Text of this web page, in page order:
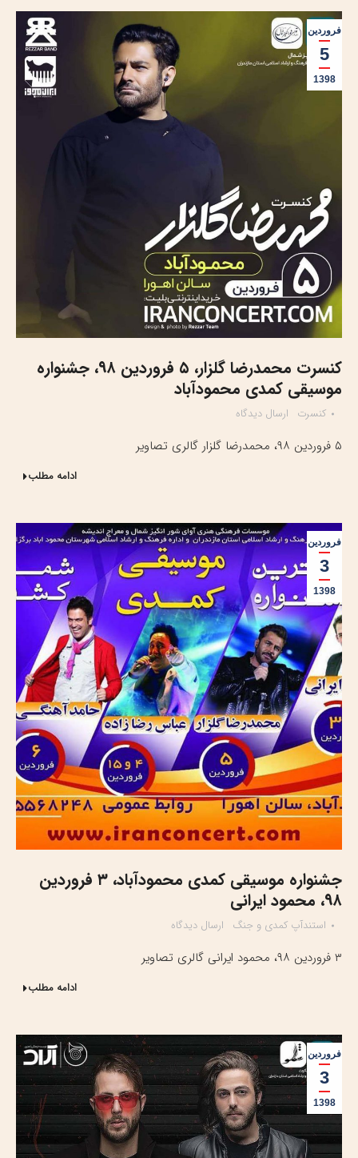
فروردین
5
1398
کنسرت محمدرضا گلزار، ۵ فروردین ۹۸، جشنواره
موسیقی کمدی محمودآباد
کنسرت ارسال دیدگاه
۵ فروردین ۹۸، محمدرضا گلزار گالری تصاویر
ادامه مطلب
فروردین
3
1398
جشنواره موسیقی کمدی محمودآباد، ۳ فروردین
۹۸، محمود ایرانی
استندآپ کمدی و جنگ ارسال دیدگاه
۳ فروردین ۹۸، محمود ایرانی گالری تصاویر
ادامه مطلب
فروردین
3
1398